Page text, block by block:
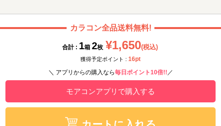
カラコン全品送料無料!
合計 : 1箱 2枚 ¥1,650(税込)
獲得予定ポイント : 16pt
＼ アプリからの購入なら毎日ポイント10倍!! ／
モアコンアプリで購入する